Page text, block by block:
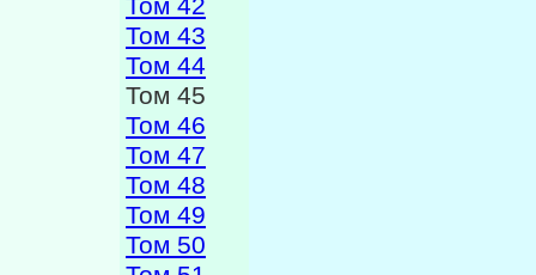
Том 42
Том 43
Том 44
Том 45
Том 46
Том 47
Том 48
Том 49
Том 50